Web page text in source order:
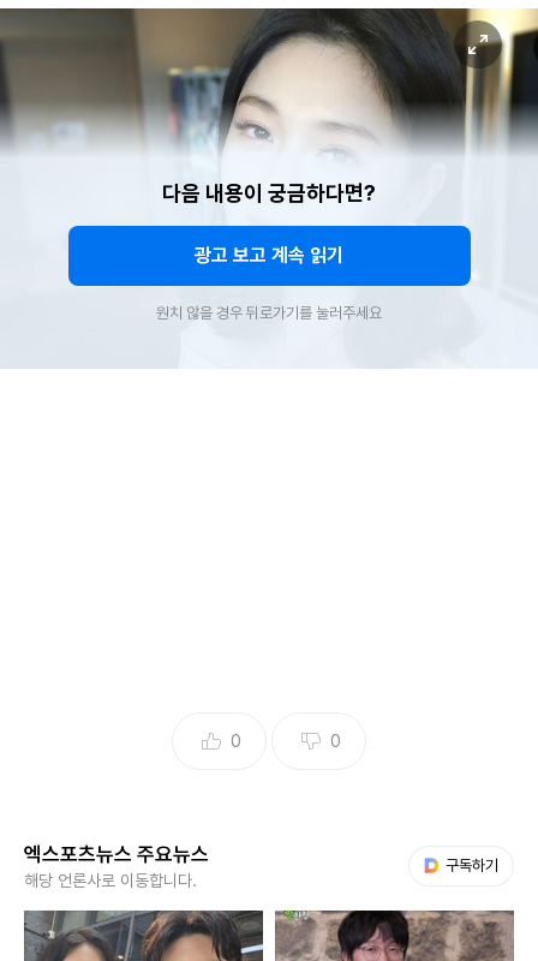
지난 3일 故 서희원의 갑작스러운 사망 소식이 전해졌다. 향년
난 것으로 전해졌다.
다음 내용이 궁금하다면?
광고 보고 계속 읽기
원치 않을 경우 뒤로가기를 눌러주세요
0 0
엑스포츠뉴스 주요뉴스
해당 언론사로 이동합니다.
구독하기